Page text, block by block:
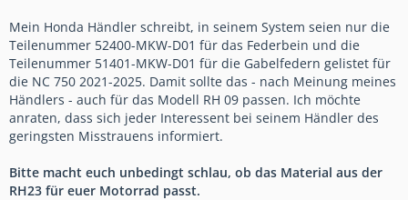
Mein Honda Händler schreibt, in seinem System seien nur die
Teilenummer 52400-MKW-D01 für das Federbein und die
Teilenummer 51401-MKW-D01 für die Gabelfedern gelistet für
die NC 750 2021-2025. Damit sollte das - nach Meinung meines
Händlers - auch für das Modell RH 09 passen. Ich möchte
anraten, dass sich jeder Interessent bei seinem Händler des
geringsten Misstrauens informiert.
Bitte macht euch unbedingt schlau, ob das Material aus der
RH23 für euer Motorrad passt.